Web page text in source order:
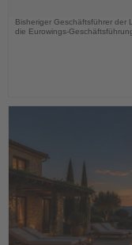
Bisheriger Geschäftsführer der
die Eurowings-